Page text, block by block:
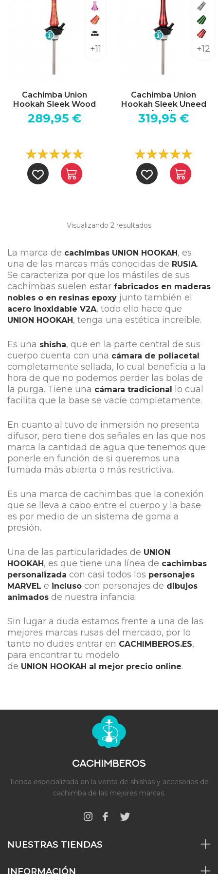
Lowpoly Big Pink
Wood Pink Yellow
Sin base
+11
Cachimba Union
Hookah Sleek Wood
289,95 €
+12
Cachimba Union
Hookah Sleek Uneed
Acrylic
319,95 €
Visualizando 2 resultados
La marca de cachimbas UNION HOOKAH, es
una de las marcas más conocidas de RUSIA.
Se caracteriza por que los mástiles de sus
cachimbas suelen estar fabricados en maderas
nobles o en resinas epoxy junto también el
acero inoxidable V2A, todo ello hace que
UNION HOOKAH, tenga una estética increíble.
Es una shisha, que en la parte central de sus
cuerpo cuenta con una cámara de poliacetal
completamente sellada, lo cual beneficia a la
hora de que no podemos perder las bolas de
la purga. Tiene una cámara tradicional lo cual
facilita que la base se vacíe completamente.
En cuanto al tuvo de inmersión no presenta
difusor, pero tiene dos señales en las que nos
marca la cantidad de agua que tenemos que
ponerle en función de si queremos una
fumada más abierta o más restrictiva.
Es una marca de cachimbas que la conexión
que se lleva a cabo entre el cuerpo y la base
es por medio de un sistema de goma a
presión.
Una de las particularidades de UNION
HOOKAH, es que tiene una línea de cachimbas
personalizada con casi todos los personajes
MARVEL e incluso con personajes de dibujos
animados de nuestra infancia.
Sin lugar a duda estamos frente a una de las
mejores marcas rusas del mercado, por lo
tanto no dudes entrar en CACHIMBEROS.ES,
para encontrar tu modelo
de UNION HOOKAH al mejor precio online.
Tienda especializada en la venta de shishas y accesorios de
cachimba de las mejores marcas.
NUESTRAS TIENDAS
INFORMACIÓN